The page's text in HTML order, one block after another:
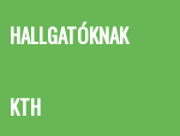
HALLGATÓKNAK
KTH